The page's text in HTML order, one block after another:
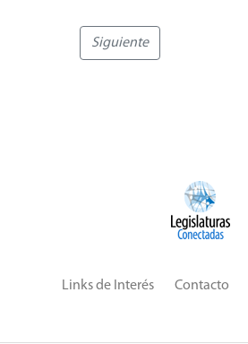
Siguiente
Links de Interés Contacto